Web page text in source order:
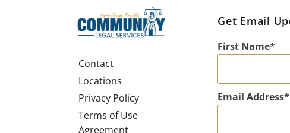
Contact
Locations
Privacy Policy
Terms of Use
Agreement
Get Email
First Name
Email Address